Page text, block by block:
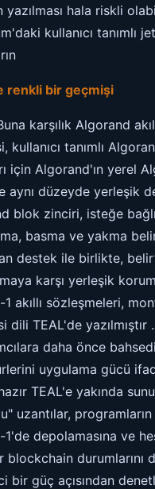
yazılması hala riskli
kullanıcı tanımlı
renkli bir geçmişi
karşılık Algorand
kullanıcı tanımlı
için Algorand'ın yerel
aynı düzeyde yerleşik
blok zinciri, isteğe
basma ve yakma
destek ile birlikte,
karşı yerleşik
akıllı sözleşmeleri,
dili TEAL'de yazılmıştır
daha önce
uygulama gücü
TEAL'e yakında
uzantılar, programların
1'de depolamasına ve
blockchain durumlarını
bir güç açısından